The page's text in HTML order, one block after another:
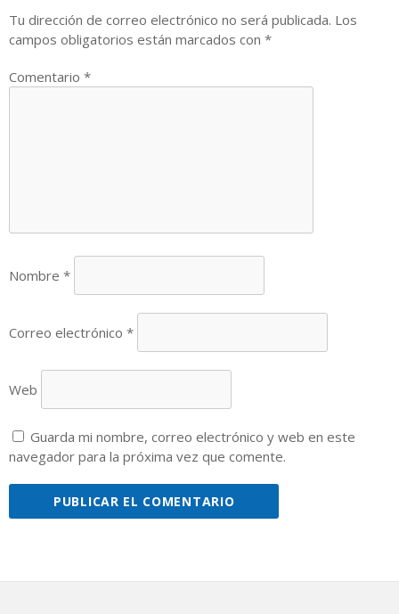
Tu dirección de correo electrónico no será publicada. Los
campos obligatorios están marcados con *
Comentario *
Nombre *
Correo electrónico *
Web
Guarda mi nombre, correo electrónico y web en este
navegador para la próxima vez que comente.